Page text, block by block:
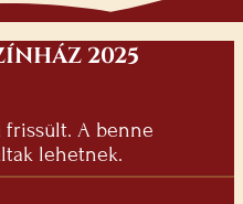
2025
frissült. A benne
lehetnek.